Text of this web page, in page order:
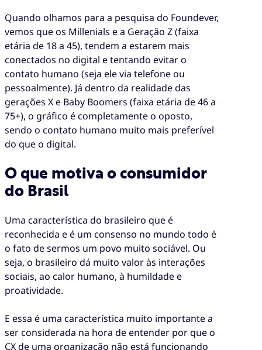
Quando olhamos para a pesquisa do Foundever,
vemos que os Millenials e a Geração Z (faixa
etária de 18 a 45), tendem a estarem mais
conectados no digital e tentando evitar o
contato humano (seja ele via telefone ou
pessoalmente). Já dentro da realidade das
gerações X e Baby Boomers (faixa etária de 46 a
75+), o gráfico é completamente o oposto,
sendo o contato humano muito mais preferível
do que o digital.
O que motiva o consumidor
do Brasil
Uma característica do brasileiro que é
reconhecida e é um consenso no mundo todo é
o fato de sermos um povo muito sociável. Ou
seja, o brasileiro dá muito valor às interações
sociais, ao calor humano, à humildade e
proatividade.
E essa é uma característica muito importante a
ser considerada na hora de entender por que o
CX de uma organização não está funcionando